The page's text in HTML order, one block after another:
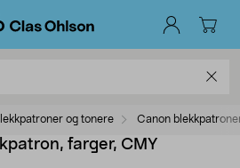
og tonere Canon
farger, CMY